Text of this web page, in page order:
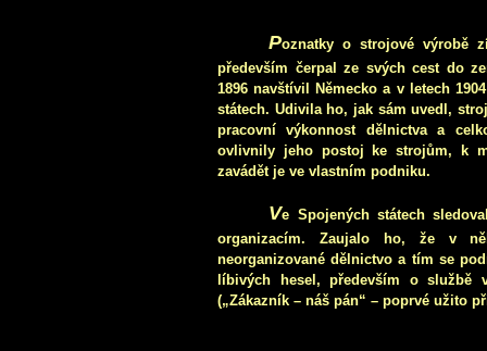
Poznatky o strojové výrobě
především čerpal ze svých cest do
1896 navštívil Německo a v letech
státech. Udivila ho, jak sám uvedl,
pracovní výkonnost dělnictva a
ovlivnily jeho postoj ke strojům, k
zavádět je ve vlastním podniku.
Ve Spojených státech
organizacím. Zaujalo ho, že v
neorganizované dělnictvo a tím se
líbivých hesel, především o službě
(„Zákazník – náš pán“ – poprvé užito